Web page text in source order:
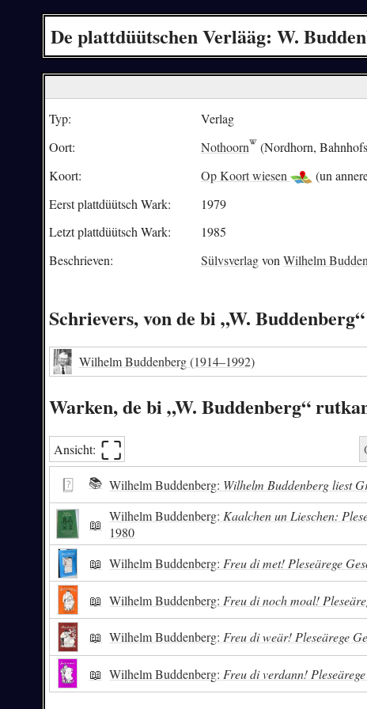
De plattdüütschen Verlääg: W.
Typ:
Verlag
Oort:
Nothoorn
(Nordhorn,
Koort:
Op Koort wiesen
(un
Eerst plattdüütsch Wark:
1979
Letzt plattdüütsch Wark:
1985
Beschrieven:
SülvsverlagvonWilhelm
Schrievers, von de bi „W.
Wilhelm Buddenberg(1914–1992)
Warken, de bi „W. Buddenberg“
Ansicht: ⛶︎
📚 Wilhelm Buddenberg: Wilhelm Buddenberg liest
📖 Wilhelm Buddenberg: Kaalchen un Lieschen:
1980
📖 Wilhelm Buddenberg: Freu di met! Pleseärege
📖 Wilhelm Buddenberg: Freu di noch moal!
📖 Wilhelm Buddenberg: Freu di weär! Pleseärege
📖 Wilhelm Buddenberg: Freu di verdann!